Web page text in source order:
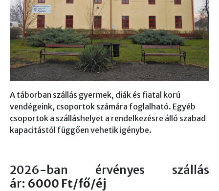
A táborban szállás gyermek, diák és fiatal korú
vendégeink, csoportok számára foglalható. Egyéb
csoportok a szálláshelyet a rendelkezésre álló szabad
kapacitástól függően vehetik igénybe.
2026-ban érvényes szállás
ár: 6000 Ft/fő/éj